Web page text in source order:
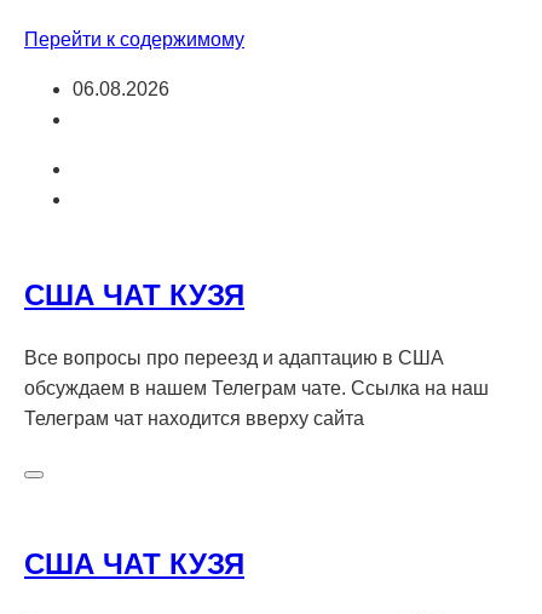
Перейти к содержимому
06.08.2026
США ЧАТ КУЗЯ
Все вопросы про переезд и адаптацию в США
обсуждаем в нашем Телеграм чате. Ссылка на наш
Телеграм чат находится вверху сайта
США ЧАТ КУЗЯ